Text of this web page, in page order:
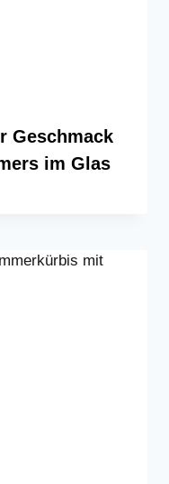
Geschmack
im Glas